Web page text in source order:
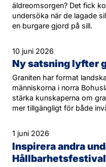
äldreomsorgen? Det fick
undersöka när de lagade
en burgare gjord på sill.
10 juni 2026
Ny satsning lyfter
Graniten har format
människorna i norra
stärka kunskaperna om
mer tillgängligt för både
1 juni 2026
Inspirera andra